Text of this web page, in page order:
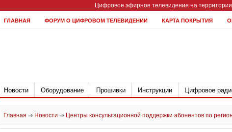
Цифровое эфирное телевидение на
ГЛАВНАЯ ФОРУМ О ЦИФРОВОМ ТЕЛЕВИДЕНИИ КАРТА ПОКРЫТИЯ
Новости Оборудование Прошивки Инструкции Цифровое
Главная ⇒ Новости ⇒ Центры консультационной поддержки абонентов по